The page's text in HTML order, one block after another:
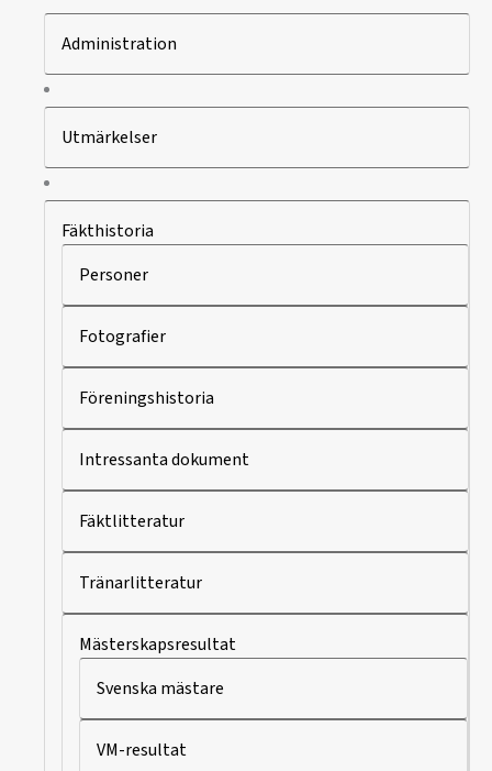
Administration
Utmärkelser
Fäkthistoria
Personer
Fotografier
Föreningshistoria
Intressanta dokument
Fäktlitteratur
Tränarlitteratur
Mästerskapsresultat
Svenska mästare
VM-resultat